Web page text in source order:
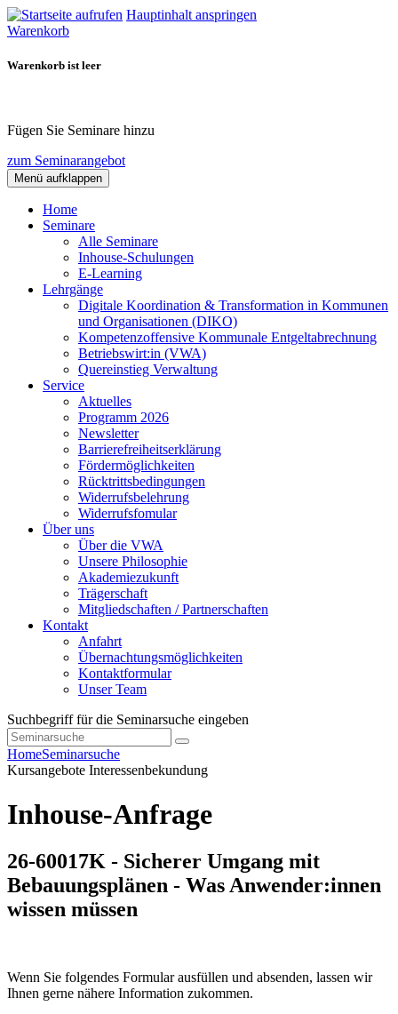
Hauptinhalt anspringen
Warenkorb
Warenkorb ist leer
Fügen Sie Seminare hinzu
zum Seminarangebot
Menü aufklappen
Home
Seminare
Alle Seminare
Inhouse-Schulungen
E-Learning
Lehrgänge
Digitale Koordination & Transformation in Kommunen
und Organisationen (DIKO)
Kompetenzoffensive Kommunale Entgeltabrechnung
Betriebswirt:in (VWA)
Quereinstieg Verwaltung
Service
Aktuelles
Programm 2026
Newsletter
Barrierefreiheitserklärung
Fördermöglichkeiten
Rücktrittsbedingungen
Widerrufsbelehrung
Widerrufsfomular
Über uns
Über die VWA
Unsere Philosophie
Akademiezukunft
Trägerschaft
Mitgliedschaften / Partnerschaften
Kontakt
Anfahrt
Übernachtungsmöglichkeiten
Kontaktformular
Unser Team
Suchbegriff für die Seminarsuche eingeben
HomeSeminarsuche
Kursangebote Interessenbekundung
Inhouse-Anfrage
26-60017K - Sicherer Umgang mit
Bebauungsplänen - Was Anwender:innen
wissen müssen
Wenn Sie folgendes Formular ausfüllen und absenden, lassen wir
Ihnen gerne nähere Information zukommen.